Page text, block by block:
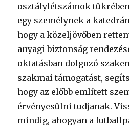
osztálylétszámok
egy személynek a
hogy a közeljövőben
anyagi biztonság
oktatásban dolgozó
szakmai támogatást,
hogy az előbb említett
érvényesülni tudjanak.
mindig, ahogyan a